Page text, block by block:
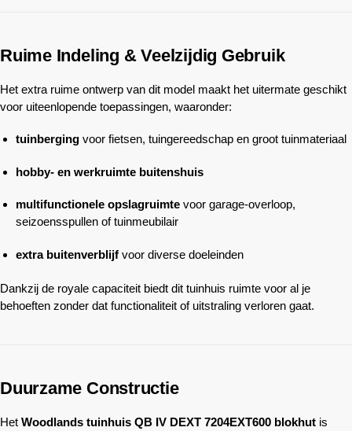
Ruime Indeling & Veelzijdig Gebruik
Het extra ruime ontwerp van dit model maakt het uitermate geschikt
voor uiteenlopende toepassingen, waaronder:
tuinberging voor fietsen, tuingereedschap en groot tuinmateriaal
hobby- en werkruimte buitenshuis
multifunctionele opslagruimte voor garage-overloop,
seizoensspullen of tuinmeubilair
extra buitenverblijf voor diverse doeleinden
Dankzij de royale capaciteit biedt dit tuinhuis ruimte voor al je
behoeften zonder dat functionaliteit of uitstraling verloren gaat.
Duurzame Constructie
Het Woodlands tuinhuis QB IV DEXT 7204EXT600 blokhut is